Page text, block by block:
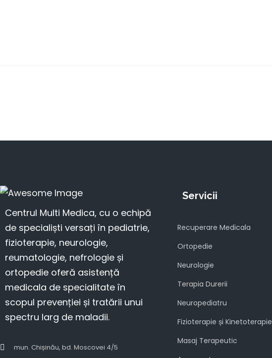
Centrul Multi Medica, cu o echipă
de specialiști versați în pediatrie,
fizioterapie, neurologie,
reumatologie, nefrologie și
ortopedie oferă asistență
medicala de specialitate în
scopul prevenției și tratării unui
spectru larg de maladii.
mun. Chișinău, bd. Moscovei 4/5
Servicii
Recuperare Medicala
Ortopedie
Neurologie
Terapia Durerii
Neuropediatru
Fizioterapie și Kinetoterapie
Masaj Terapeutic